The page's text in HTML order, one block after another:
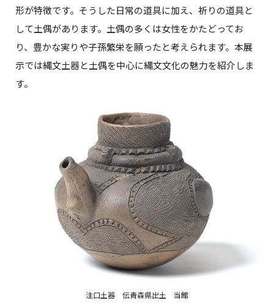
形が特徴です。そうした日常の道具に加え、祈りの道具と
して土偶があります。土偶の多くは女性をかたどってお
り、豊かな実りや子孫繁栄を願ったと考えられます。本展
示では縄文土器と土偶を中心に縄文文化の魅力を紹介しま
す。
注口土器 伝青森県出土 当館